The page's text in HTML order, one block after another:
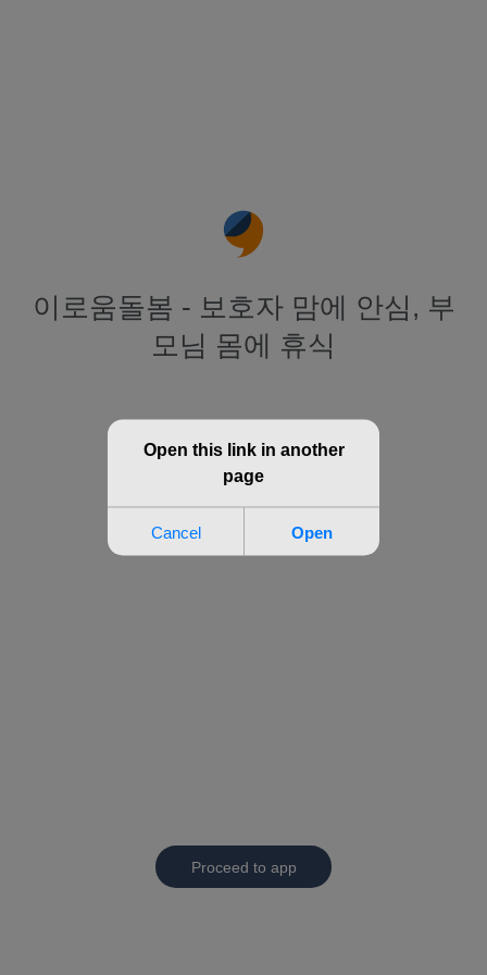
이로움돌봄 - 보호자 맘에 안심, 부
모님 몸에 휴식
Proceed to app